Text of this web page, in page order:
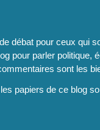
débat pour ceux qui
pour parler politique,
sont les
papiers de ce blog